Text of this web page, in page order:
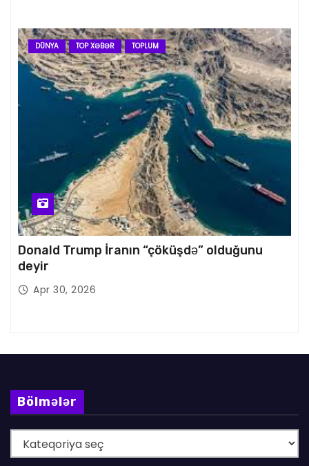
DÜNYA TOP XƏBƏR TOPLUM
Donald Trump İranın “çöküşdə” olduğunu
deyir
Apr 30, 2026
Bölmələr
ö